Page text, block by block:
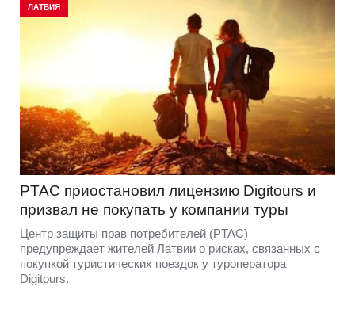
ЛАТВИЯ
PTAC приостановил лицензию Digitours и
призвал не покупать у компании туры
Центр защиты прав потребителей (PTAC)
предупреждает жителей Латвии о рисках, связанных с
покупкой туристических поездок у туроператора
Digitours.